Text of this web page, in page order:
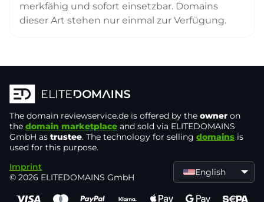
merkfähig und sofort einsetzbar. Domains
dieser Art stehen nur einmal zur Verfügung.
The domain reviewservice.de is offered by the owner on
the domain marketplace and sold via ELITEDOMAINS
GmbH as trustee. The technology for selling domains is
used for this purpose.
Imprint
© 2026 ELITEDOMAINS GmbH
English